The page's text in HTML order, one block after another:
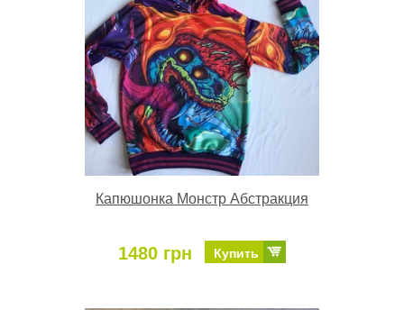
Капюшонка Монстр Абстракция
1480 грн Купить